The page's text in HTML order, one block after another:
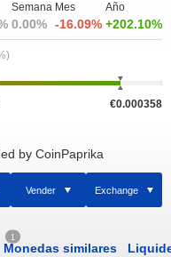
Semana
0.00%
Mes
-16.09%
Año
+202.10%
€0.000358
by CoinPaprika
Vender Exchange
1
Monedas similares